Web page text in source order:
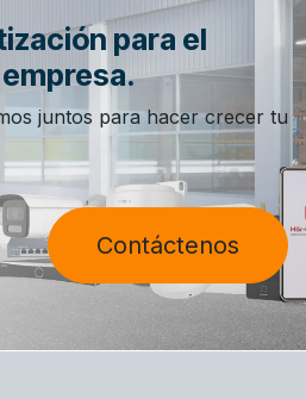
para el
juntos para hacer crecer tu
Contáctenos